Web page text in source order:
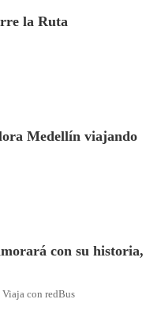
la Ruta
Medellín viajando
con su historia,
Viaja con redBus